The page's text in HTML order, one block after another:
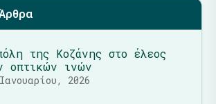
της Κοζάνης στο έλεος
οπτικών ινών
2026